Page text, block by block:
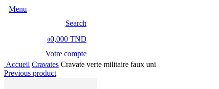
Menu
Search
00,000 TND
Votre compte
Accueil Cravates Cravate verte militaire faux uni
Previous product